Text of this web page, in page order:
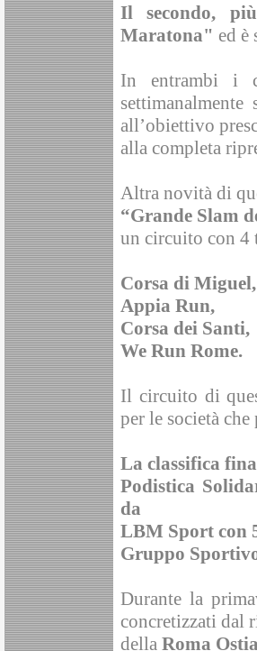
Il secondo,
Maratona" ed è
In entrambi i
all’obiettivo
alla completa
Altra novità di
“Grande Slam
un circuito con 4
Corsa di Miguel,
Appia Run,
Corsa dei Santi,
We Run Rome.
Il circuito di
per le società
La classifica
Podistica
da
LBM Sport con
Gruppo
Durante la
concretizzati dal
della Roma Ostia